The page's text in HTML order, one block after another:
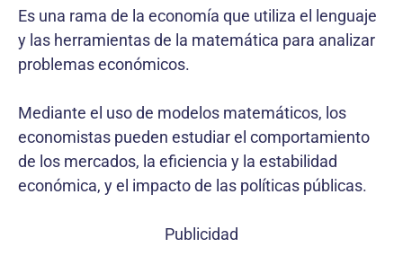
Es una rama de la economía que utiliza el lenguaje
y las herramientas de la matemática para analizar
problemas económicos.
Mediante el uso de modelos matemáticos, los
economistas pueden estudiar el comportamiento
de los mercados, la eficiencia y la estabilidad
económica, y el impacto de las políticas públicas.
Publicidad